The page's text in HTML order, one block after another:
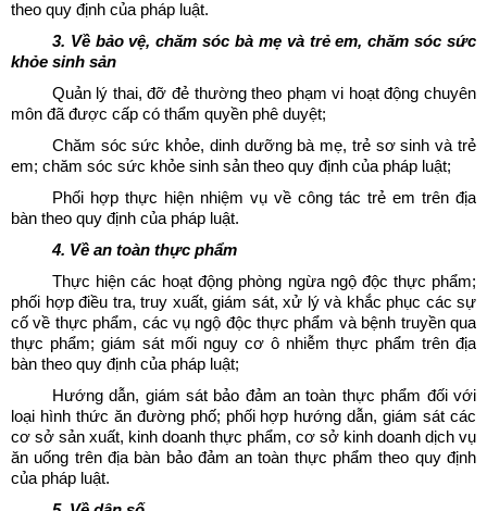
theo quy định của pháp luật.
3. Về bảo vệ, chăm sóc bà mẹ và trẻ em, chăm sóc sức
khỏe sinh sản
Quản lý thai, đỡ đẻ thường theo phạm vi hoạt động chuyên
môn đã được cấp có thẩm quyền phê duyệt;
Chăm sóc sức khỏe, dinh dưỡng bà mẹ, trẻ sơ sinh và trẻ
em; chăm sóc sức khỏe sinh sản theo quy định của pháp luật;
Phối hợp thực hiện nhiệm vụ về công tác trẻ em trên địa
bàn theo quy định của pháp luật.
4. Về an toàn thực phẩm
Thực hiện các hoạt động phòng ngừa ngộ độc thực phẩm;
phối hợp điều tra, truy xuất, giám sát, xử lý và khắc phục các sự
cố về thực phẩm, các vụ ngộ độc thực phẩm và bệnh truyền qua
thực phẩm; giám sát mối nguy cơ ô nhiễm thực phẩm trên địa
bàn theo quy định của pháp luật;
Hướng dẫn, giám sát bảo đảm an toàn thực phẩm đối với
loại hình thức ăn đường phố; phối hợp hướng dẫn, giám sát các
cơ sở sản xuất, kinh doanh thực phẩm, cơ sở kinh doanh dịch vụ
ăn uống trên địa bàn bảo đảm an toàn thực phẩm theo quy định
của pháp luật.